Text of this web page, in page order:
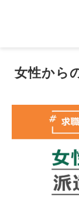
エン派遣の特徴
お役立ち資料
派遣スタッフの依頼
女性から